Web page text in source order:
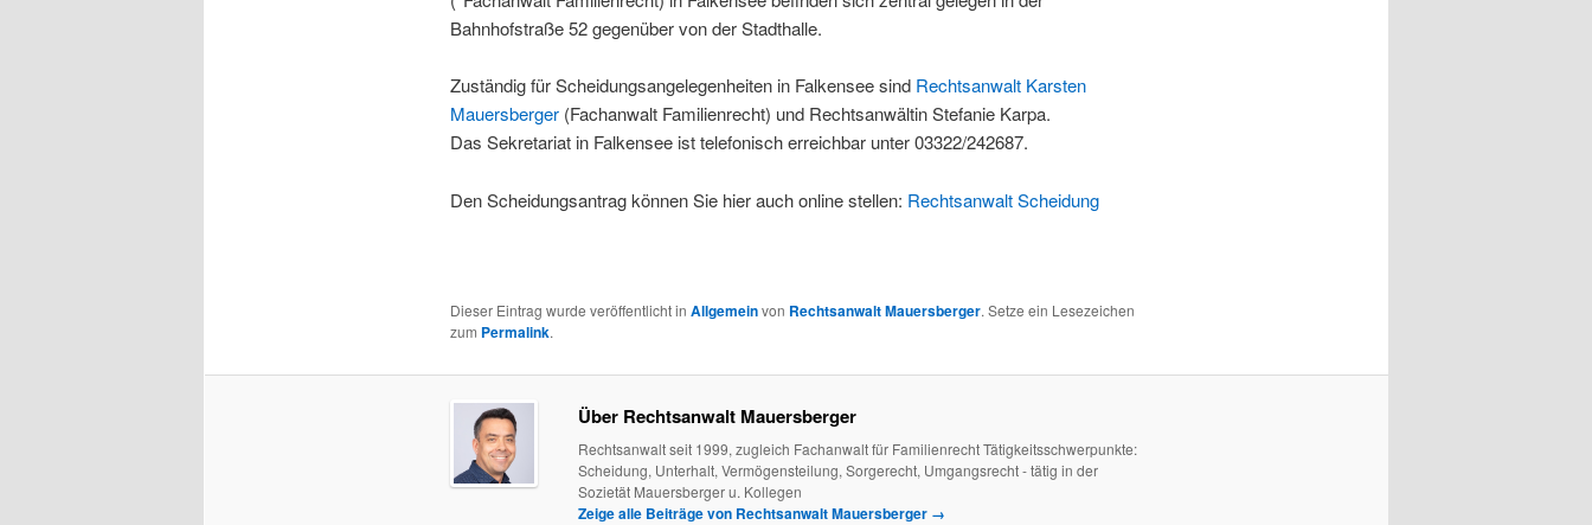
Bahnhofstraße 52 gegenüber von der Stadthalle.
Zuständig für Scheidungsangelegenheiten in Falkensee sind Rechtsanwalt Karsten
Mauersberger(Fachanwalt Familienrecht) und Rechtsanwältin Stefanie Karpa.
Das Sekretariat in Falkensee ist telefonisch erreichbar unter 03322/242687.
Den Scheidungsantrag können Sie hier auch online stellen: Rechtsanwalt Scheidung
Dieser Eintrag wurde veröffentlicht in Allgemeinvon Rechtsanwalt Mauersberger. Setze ein Lesezeichen
zum Permalink.
Über Rechtsanwalt Mauersberger
Rechtsanwalt seit 1999, zugleich Fachanwalt für Familienrecht Tätigkeitsschwerpunkte:
Scheidung, Unterhalt, Vermögensteilung, Sorgerecht, Umgangsrecht - tätig in der
Sozietät Mauersberger u. Kollegen
Zeige alle Beiträge von Rechtsanwalt Mauersberger →